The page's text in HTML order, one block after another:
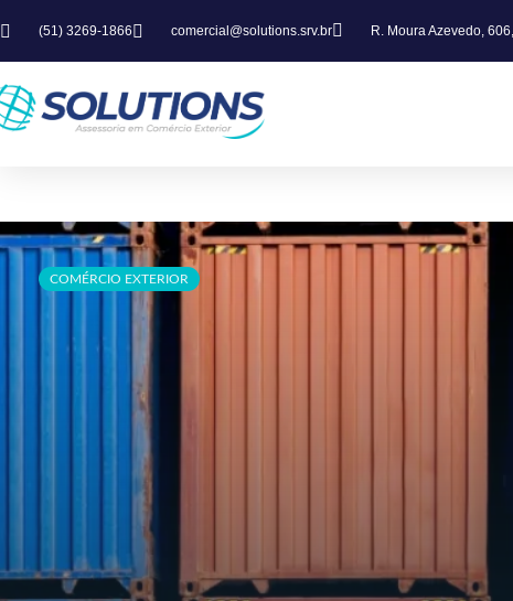
o
conteúdo
(51) 3269-1866 comercial@solutions.srv.br R. Moura Azevedo,
COMÉRCIO EXTERIOR